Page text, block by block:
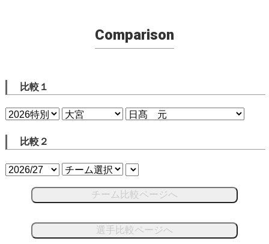
Comparison
比較１
比較２
チーム比較ページへ
選手比較ページへ